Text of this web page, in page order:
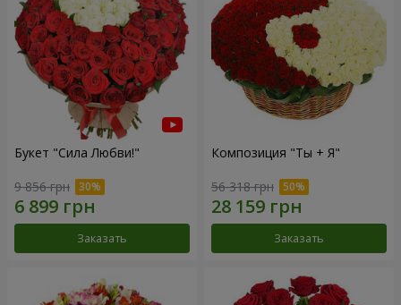
Букет "Сила Любви!"
9 856 грн
Заказать
Композиция "Ты + Я"
56 318 грн
Заказать